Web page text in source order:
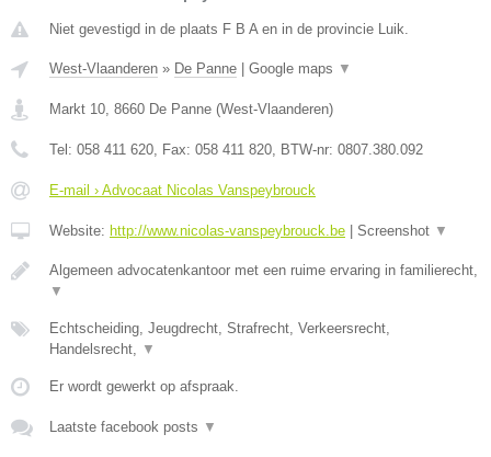
Niet gevestigd in de plaats F B A en in de provincie Luik.
West-Vlaanderen » De Panne Google maps ▼
Markt 10 8660 De Panne (West-Vlaanderen)
Tel: 058 411 620 , Fax: 058 411 820 , BTW-nr: 0807.380.092
E-mail › Advocaat Nicolas Vanspeybrouck
Website: http://www.nicolas-vanspeybrouck.be Screenshot ▼
Algemeen advocatenkantoor met een ruime ervaring in familierecht,
▼
Echtscheiding, Jeugdrecht, Strafrecht, Verkeersrecht,
Handelsrecht,
▼
Er wordt gewerkt op afspraak.
Laatste facebook posts ▼